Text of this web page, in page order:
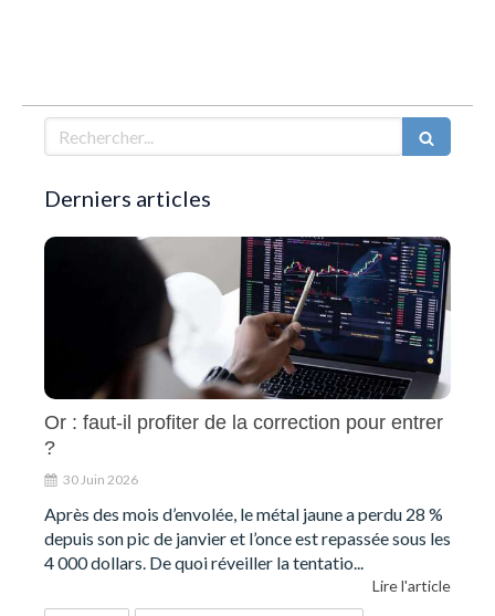
Rechercher
Derniers articles
Or : faut-il profiter de la correction pour entrer
?
30 Juin 2026
Après des mois d’envolée, le métal jaune a perdu 28 %
depuis son pic de janvier et l’once est repassée sous les
4 000 dollars. De quoi réveiller la tentatio...
Lire l'article